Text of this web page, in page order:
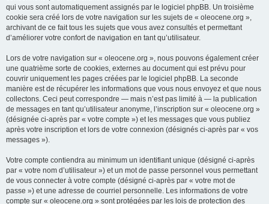
qui vous sont automatiquement assignés par le logiciel phpBB. Un troisième
cookie sera créé lors de votre navigation sur les sujets de « oleocene.org »,
archivant de ce fait tous les sujets que vous avez consultés et permettant
d’améliorer votre confort de navigation en tant qu’utilisateur.
Lors de votre navigation sur « oleocene.org », nous pouvons également créer
une quatrième sorte de cookies, externes au document qui est prévu pour
couvrir uniquement les pages créées par le logiciel phpBB. La seconde
manière est de récupérer les informations que vous nous envoyez et que nous
collectons. Ceci peut correspondre — mais n’est pas limité à — la publication
de messages en tant qu’utilisateur anonyme, l’inscription sur « oleocene.org »
(désignée ci-après par « votre compte ») et les messages que vous publiez
après votre inscription et lors de votre connexion (désignés ci-après par « vos
messages »).
Votre compte contiendra au minimum un identifiant unique (désigné ci-après
par « votre nom d’utilisateur ») et un mot de passe personnel vous permettant
de vous connecter à votre compte (désigné ci-après par « votre mot de
passe ») et une adresse de courriel personnelle. Les informations de votre
compte sur « oleocene.org » sont protégées par les lois de protection des